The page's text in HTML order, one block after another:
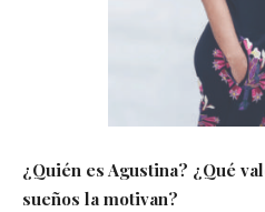
¿Quién es Agustina? ¿Qué
sueños la motivan?